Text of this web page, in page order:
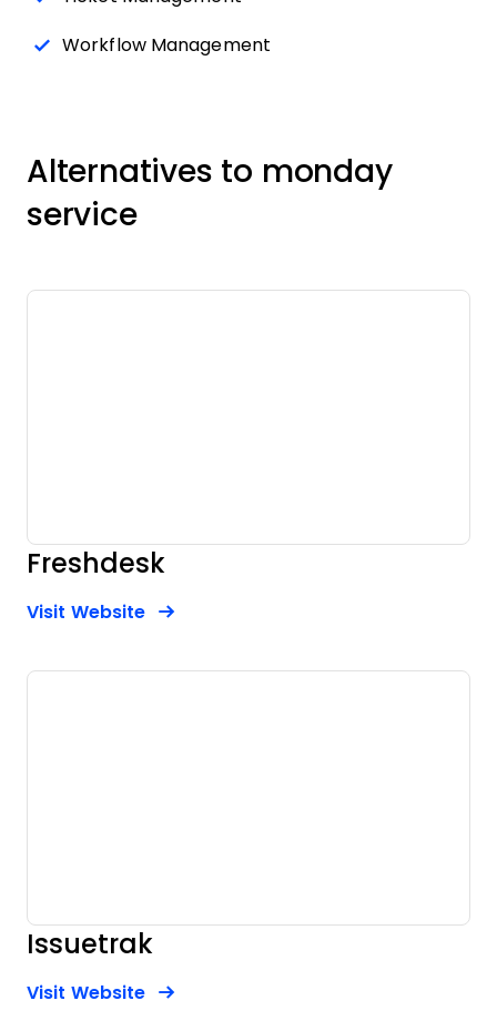
Workflow Management
Alternatives to monday
service
Freshdesk
Visit WebsiteOpens New Window
Issuetrak
Visit WebsiteOpens New Window